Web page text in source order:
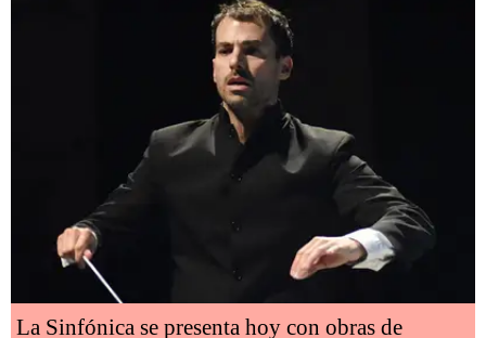
La Sinfónica se presenta hoy con obras de